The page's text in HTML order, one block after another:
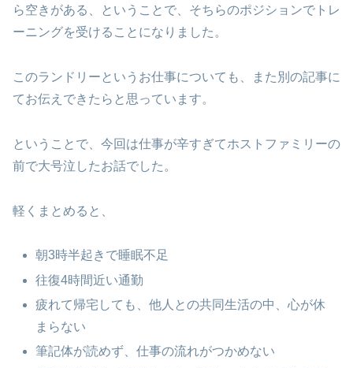
ら空きがある、ということで、そちらのポジションでトレ
ーニングを受けることになりました。
このランドリーというお仕事についても、また別の記事に
てお伝えできたらと思っています。
ということで、今回は仕事が辛すぎてホストファミリーの
前で大号泣したお話でした。
軽くまとめると、
朝3時半起きで睡眠不足
往復4時間近い通勤
疲れて帰宅しても、他人との共同生活の中、心が休
まらない
筆記体が読めず、仕事の流れがつかめない